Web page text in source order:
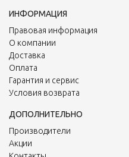
ИНФОРМАЦИЯ
Правовая информация
О компании
Доставка
Оплата
Гарантия и сервис
Условия возврата
ДОПОЛНИТЕЛЬНО
Производители
Акции